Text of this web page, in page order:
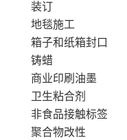
装订
地毯施工
箱子和纸箱封口
铸蜡
商业印刷油墨
卫生粘合剂
非食品接触标签
聚合物改性